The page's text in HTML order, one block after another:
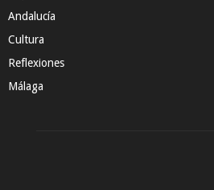
Andalucía
Cultura
Reflexiones
Málaga